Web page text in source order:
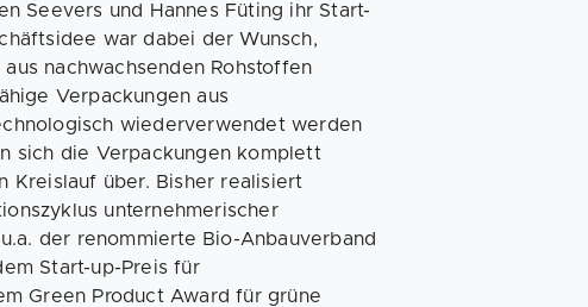
Seevers und Hannes Füting ihr Start-
war dabei der Wunsch,
nachwachsenden Rohstoffen
Verpackungen aus
wiederverwendet werden
sich die Verpackungen komplett
Kreislauf über. Bisher realisiert
unternehmerischer
der renommierte Bio-Anbauverband
Start-up-Preis für
Green Product Award für grüne